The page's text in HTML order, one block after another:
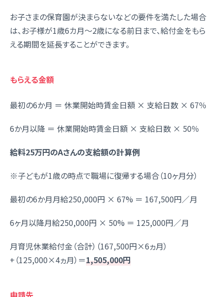
お子さまの保育園が決まらないなどの要件を満たした場合
は、お子様が1歳6カ月～2歳になる前日まで、給付金をもら
える期間を延長することができます。
もらえる金額
最初の6か月 ＝ 休業開始時賃金日額 × 支給日数 × 67％
6か月以降 ＝ 休業開始時賃金日額 × 支給日数 × 50％
給料25万円のAさんの支給額の計算例
※子どもが1歳の時点で職場に復帰する場合（10ヶ月分）
最初の6か月月給250,000円 × 67% ＝ 167,500円／月
6ヶ月以降月給250,000円 × 50% ＝ 125,000円／月
月育児休業給付金（合計）（167,500円×6ヵ月）
+（125,000×4ヵ月）＝1,505,000円